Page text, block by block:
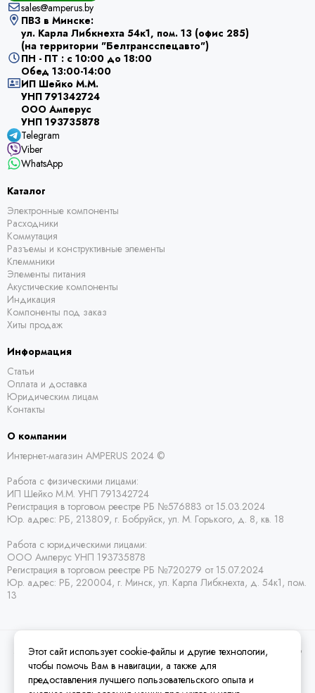
sales@amperus.by
ПВЗ в Минске:
ул. Карла Либкнехта 54к1, пом. 13 (офис 285)
(на территории "Белтрансспецавто")
ПН - ПТ : с 10:00 до 18:00
Обед 13:00-14:00
ИП Шейко М.М.
УНП 791342724
ООО Амперус
УНП 193735878
Telegram
Viber
WhatsApp
Каталог
Электронные компоненты
Расходники
Коммутация
Разъемы и конструктивные элементы
Клеммники
Элементы питания
Акустические компоненты
Индикация
Компоненты под заказ
Хиты продаж
Информация
Статьи
Оплата и доставка
Юридическим лицам
Контакты
О компании
Интернет-магазин AMPERUS 2024 ©
Работа с физическими лицами:
ИП Шейко М.М. УНП 791342724
Регистрация в торговом реестре РБ №576883 от 15.03.2024
Юр. адрес: РБ, 213809, г. Бобруйск, ул. М. Горького, д. 8, кв. 18
Работа с юридическими лицами:
ООО Амперус УНП 193735878
Регистрация в торговом реестре РБ №720279 от 15.07.2024
Юр. адрес: РБ, 220004, г. Минск, ул. Карла Либкнехта, д. 54к1, пом.
13
2026 © Amperus Радиодетали Минск | купить в розницу, оптом и почтой по
Беларуси.Карта сайта
Этот сайт использует cookie-файлы и другие технологии,
чтобы помочь Вам в навигации, а также для
предоставления лучшего пользовательского опыта и